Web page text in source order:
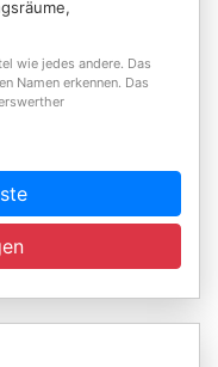
wie jedes andere. Das
Namen erkennen. Das